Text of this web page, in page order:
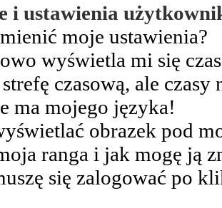
i ustawienia
moje ustawienia?
wyświetla mi się
czasową, ale czasy
ma mojego języka!
obrazek pod
ranga i jak mogę ją
się zalogować po